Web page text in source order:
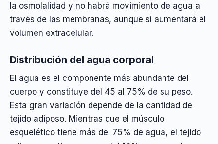
la osmolalidad y no habrá movimiento de agua a
través de las membranas, aunque sí aumentará el
volumen extracelular.
Distribución del agua corporal
El agua es el componente más abundante del
cuerpo y constituye del 45 al 75% de su peso.
Esta gran variación depende de la cantidad de
tejido adiposo. Mientras que el músculo
esquelético tiene más del 75% de agua, el tejido